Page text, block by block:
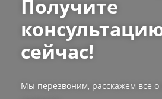
Получите
сейчас!
Мы перезвоним, расскажем все о